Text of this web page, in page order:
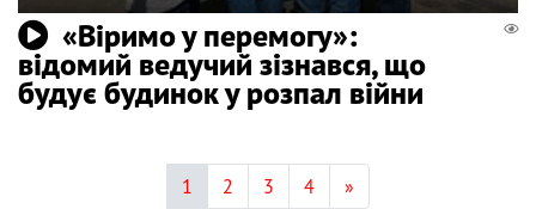
«Віримо у перемогу»:
відомий ведучий зізнався, що
будує будинок у розпал війни
1 2 3 4 »